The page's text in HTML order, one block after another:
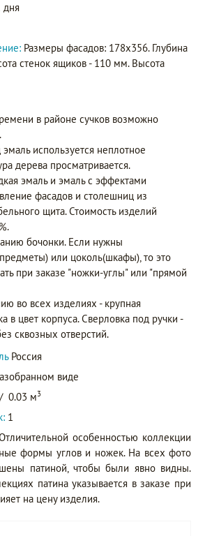
дня
Размеры фасадов: 178х356. Глубина
стенок ящиков - 110 мм. Высота
в районе сучков возможно
используется неплотное
дерева просматривается.
эмаль и эмаль с эффектами
фасадов и столешниц из
щита. Стоимость изделий
бочонки. Если нужны
или цоколь(шкафы), то это
при заказе "ножки-углы" или "прямой
во всех изделиях - крупная
в цвет корпуса. Сверловка под ручки -
сквозных отверстий.
Россия
виде
/ 0.03 м3
1
особенностью коллекции
формы углов и ножек. На всех фото
патиной, чтобы были явно видны.
патина указывается в заказе при
на цену изделия.